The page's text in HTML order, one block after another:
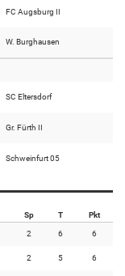
FC Augsburg II
W. Burghausen
SC Eltersdorf
Gr. Fürth II
Schweinfurt 05
Sp T Pkt
2 6 6
2 5 6